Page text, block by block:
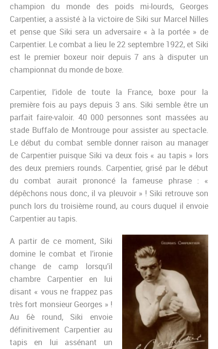
champion du monde des poids mi-lourds, Georges
Carpentier, a assisté à la victoire de Siki sur Marcel Nilles
et pense que Siki sera un adversaire « à la portée » de
Carpentier. Le combat a lieu le 22 septembre 1922, et Siki
est le premier boxeur noir depuis 7 ans à disputer un
championnat du monde de boxe.
Carpentier, l’idole de toute la France, boxe pour la
première fois au pays depuis 3 ans. Siki semble être un
parfait faire-valoir. 40 000 personnes sont massées au
stade Buffalo de Montrouge pour assister au spectacle.
Le début du combat semble donner raison au manager
de Carpentier puisque Siki va deux fois « au tapis » lors
des deux premiers rounds. Carpentier, grisé par le début
du combat aurait prononcé la fameuse phrase : «
dépêchons nous donc, il va pleuvoir » ! Siki retrouve son
punch lors du troisième round, au cours duquel il envoie
Carpentier au tapis.
A partir de ce moment, Siki
domine le combat et l’ironie
change de camp lorsqu’il
chambre Carpentier en lui
disant « vous ne frappez pas
très fort monsieur Georges » !
Au 6è round, Siki envoie
définitivement Carpentier au
tapis en lui assénant un